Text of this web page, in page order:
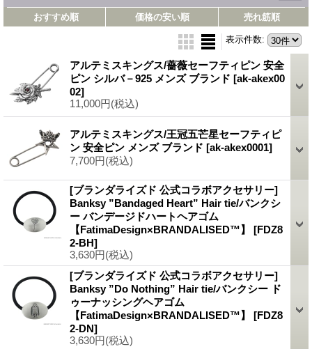
おすすめ順 価格の安い順 売れ筋順
表示件数:
アルテミスキングス/薔薇セーフティピン 安全
ピン シルバ－925 メンズ ブランド [ak-akex00
02]
11,000円(税込)
アルテミスキングス/王冠五芒星セーフティピ
ン 安全ピン メンズ ブランド [ak-akex0001]
7,700円(税込)
[ブランダライズド 公式コラボアクセサリー]
Banksy ”Bandaged Heart” Hair tie/バンクシ
ー バンデージドハートヘアゴム
【FatimaDesign×BRANDALISED™】 [FDZ8
2-BH]
3,630円(税込)
[ブランダライズド 公式コラボアクセサリー]
Banksy ”Do Nothing” Hair tie/バンクシー ド
ゥーナッシングヘアゴム
【FatimaDesign×BRANDALISED™】 [FDZ8
2-DN]
3,630円(税込)